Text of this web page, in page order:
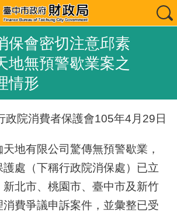
保會密切注意邱素
地無預警歇業案之
情形
政院消費者保護會105年4月29日
有限公司驚傳無預警歇業，
處（下稱行政院消保處）已立
北市、桃園市、臺中市及新竹
費爭議申訴案件，並彙整已受